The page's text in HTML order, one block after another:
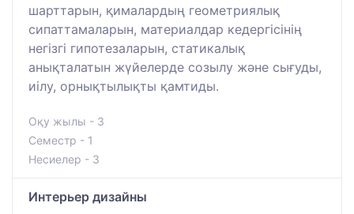
шарттарын, қималардың геометриялық
сипаттамаларын, материалдар кедергісінің
негізгі гипотезаларын, статикалық
анықталатын жүйелерде созылу және сығуды,
иілу, орнықтылықты қамтиды.
Оқу жылы - 3
Семестр - 1
Несиелер - 3
Интерьер дизайны